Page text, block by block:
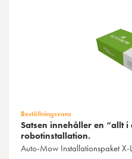
Beställningsvara
Satsen innehåller en “allt
robotinstallation.
Auto-Mow Installationspaket X-